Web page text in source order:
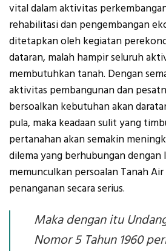
vital dalam aktivitas
rehabilitasi dan pengembangan
ditetapkan oleh kegiatan
dataran, malah hampir seluruh
membutuhkan tanah. Dengan
aktivitas pembangunan dan
bersoalkan kebutuhan akan
pula, maka keadaan sulit yang
pertanahan akan semakin
dilema yang berhubungan dengan
memunculkan persoalan Tanah
penanganan secara serius.
Maka dengan itu
Nomor 5 Tahun 1960